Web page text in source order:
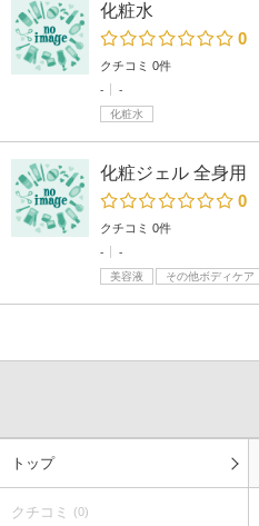
化粧水
0
クチコミ 0件
-
-
化粧水
化粧ジェル 全身用
0
クチコミ 0件
-
-
美容液
その他ボディケア
トップ
クチコミ (0)